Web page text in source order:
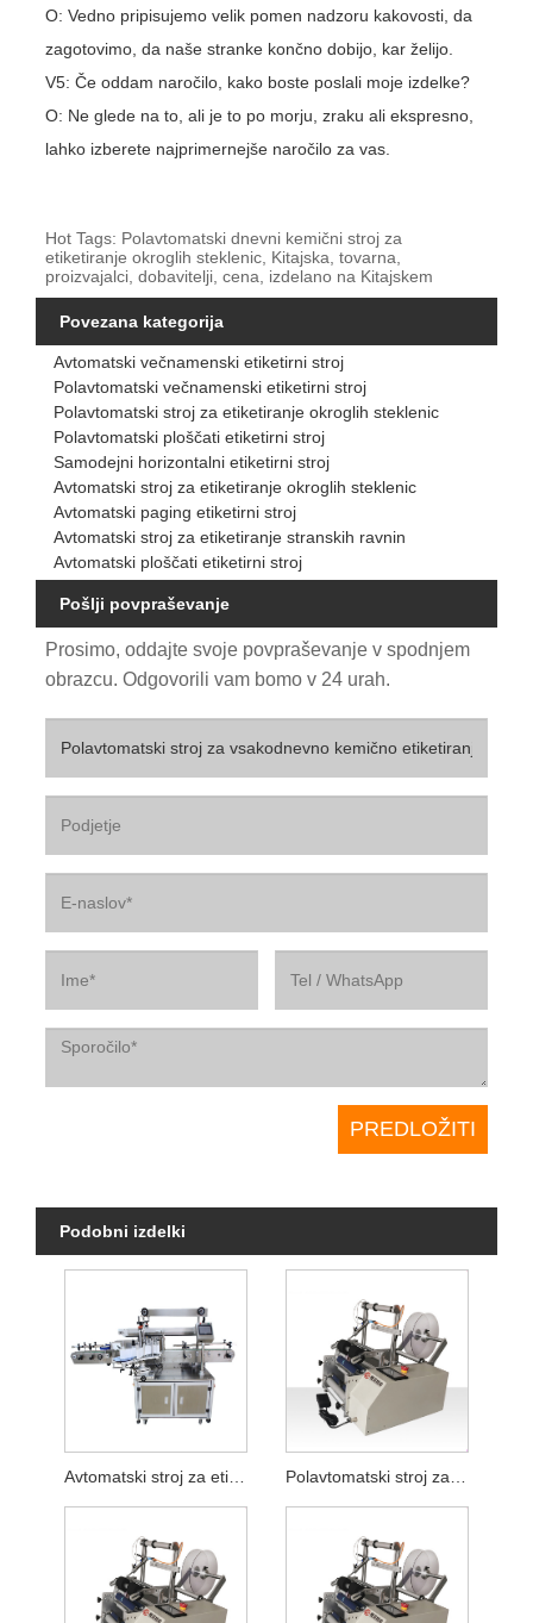
O: Vedno pripisujemo velik pomen nadzoru kakovosti, da
zagotovimo, da naše stranke končno dobijo, kar želijo.
V5: Če oddam naročilo, kako boste poslali moje izdelke?
O: Ne glede na to, ali je to po morju, zraku ali ekspresno,
lahko izberete najprimernejše naročilo za vas.
Hot Tags: Polavtomatski dnevni kemični stroj za
etiketiranje okroglih steklenic, Kitajska, tovarna,
proizvajalci, dobavitelji, cena, izdelano na Kitajskem
Povezana kategorija
Avtomatski večnamenski etiketirni stroj
Polavtomatski večnamenski etiketirni stroj
Polavtomatski stroj za etiketiranje okroglih steklenic
Polavtomatski ploščati etiketirni stroj
Samodejni horizontalni etiketirni stroj
Avtomatski stroj za etiketiranje okroglih steklenic
Avtomatski paging etiketirni stroj
Avtomatski stroj za etiketiranje stranskih ravnin
Avtomatski ploščati etiketirni stroj
Pošlji povpraševanje
Prosimo, oddajte svoje povpraševanje v spodnjem
obrazcu. Odgovorili vam bomo v 24 urah.
Podobni izdelki
Avtomatski stroj za etiketiranje z lepilom